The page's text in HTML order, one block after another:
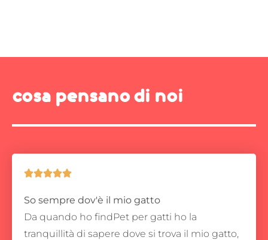
cosa pensano di noi

So sempre dov'è il mio gatto
Da quando ho findPet per gatti ho la
tranquillità di sapere dove si trova il mio gatto,